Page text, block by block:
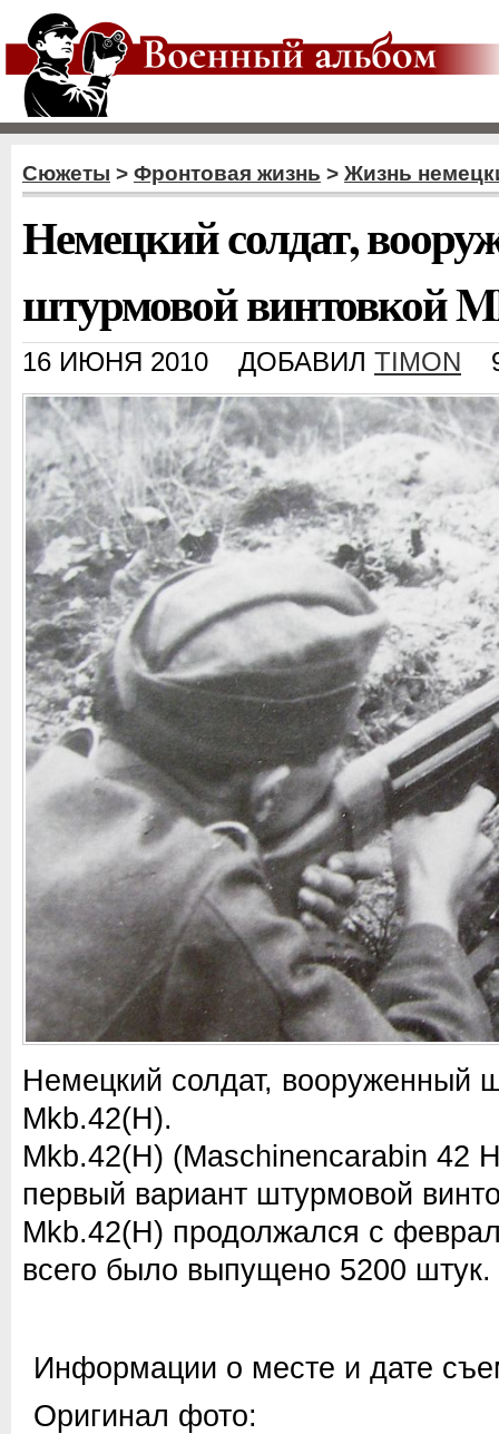
Сюжеты > Фронтовая жизнь > Жизнь
Немецкий солдат,
штурмовой винтовкой
16 ИЮНЯ 2010 ДОБАВИЛ TIMON
Немецкий солдат, вооруженный
Mkb.42(H).
Mkb.42(H) (Maschinencarabin 42
первый вариант штурмовой
Mkb.42(H) продолжался с
всего было выпущено 5200 штук.
Информации о месте и дате
Оригинал фото: